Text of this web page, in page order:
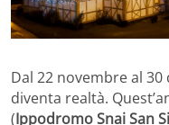
Dal 22 novembre al
diventa realtà.
(Ippodromo Snai San